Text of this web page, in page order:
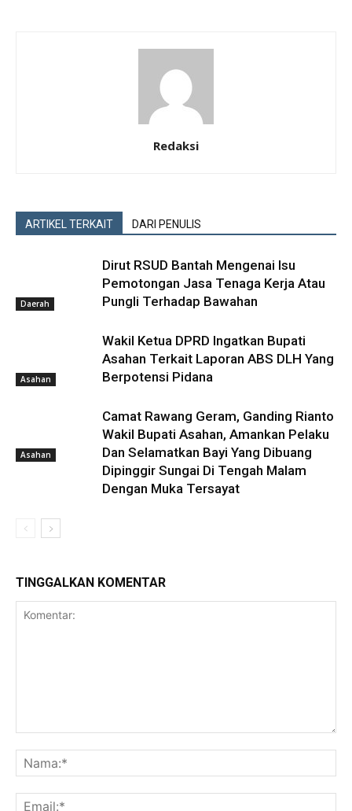
Redaksi
ARTIKEL TERKAIT DARI PENULIS
Daerah
Dirut RSUD Bantah Mengenai Isu
Pemotongan Jasa Tenaga Kerja Atau
Pungli Terhadap Bawahan
Asahan
Wakil Ketua DPRD Ingatkan Bupati
Asahan Terkait Laporan ABS DLH Yang
Berpotensi Pidana
Asahan
Camat Rawang Geram, Ganding Rianto
Wakil Bupati Asahan, Amankan Pelaku
Dan Selamatkan Bayi Yang Dibuang
Dipinggir Sungai Di Tengah Malam
Dengan Muka Tersayat
TINGGALKAN KOMENTAR